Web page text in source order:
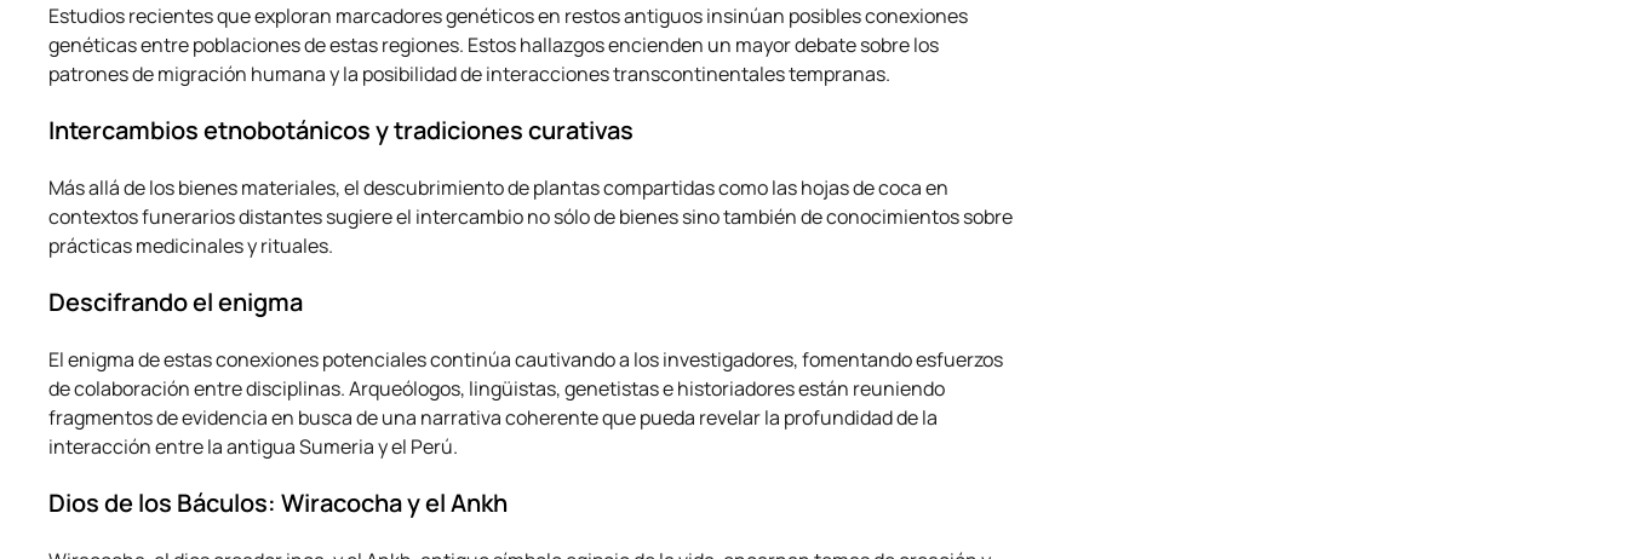
Estudios recientes que exploran marcadores genéticos en restos antiguos insinúan posibles conexiones
genéticas entre poblaciones de estas regiones. Estos hallazgos encienden un mayor debate sobre los
patrones de migración humana y la posibilidad de interacciones transcontinentales tempranas.
Intercambios etnobotánicos y tradiciones curativas
Más allá de los bienes materiales, el descubrimiento de plantas compartidas como las hojas de coca en
contextos funerarios distantes sugiere el intercambio no sólo de bienes sino también de conocimientos sobre
prácticas medicinales y rituales.
Descifrando el enigma
El enigma de estas conexiones potenciales continúa cautivando a los investigadores, fomentando esfuerzos
de colaboración entre disciplinas. Arqueólogos, lingüistas, genetistas e historiadores están reuniendo
fragmentos de evidencia en busca de una narrativa coherente que pueda revelar la profundidad de la
interacción entre la antigua Sumeria y el Perú.
Dios de los Báculos: Wiracocha y el Ankh